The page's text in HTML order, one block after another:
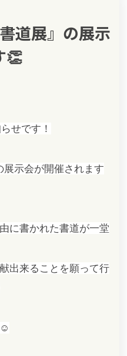
道展』の展示
👏
せです！
示会が開催されます
に書かれた書道が一堂
出来ることを願って行
☺️